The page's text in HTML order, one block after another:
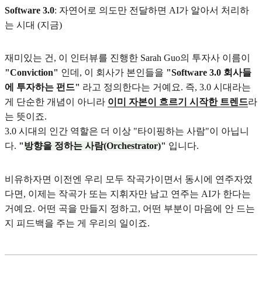
Software 3.0: 자연어로 의도만 전달하면 AI가 알아서 처리하
는 시대 (지금)
재미있는 건, 이 인터뷰를 진행한 Sarah Guo의 투자사 이름이
"Conviction" 인데, 이 회사가 본인들을 "Software 3.0 회사들
에 투자하는 펀드" 라고 정의한다는 거예요. 즉, 3.0 시대라는
게 단순한 개념이 아니라 이미 자본이 흐르기 시작한 트렌드라
는 뜻이죠.
3.0 시대의 인간 역할은 더 이상 "타이핑하는 사람"이 아닙니
다. "방향을 정하는 사람(Orchestrator)" 입니다.
비유하자면 이전엔 우리 모두 작곡가이면서 동시에 연주자였
다면, 이제는 작곡가 또는 지휘자만 남고 연주는 AI가 한다는
거예요. 어떤 곡을 만들지 정하고, 어떤 부분이 마음에 안 드는
지 피드백을 주는 게 우리의 일이죠.